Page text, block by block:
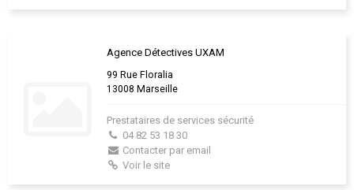
Agence Détectives UXAM
99 Rue Floralia
13008 Marseille
Prestataires de services sécurité
04 82 53 18 30
Contacter par email
Voir le site